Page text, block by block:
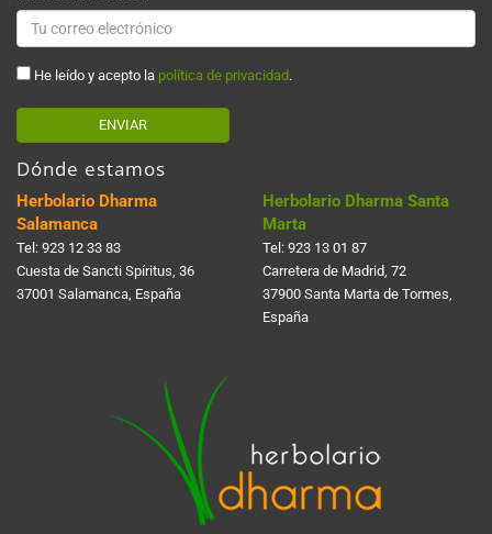
He leído y acepto la política de privacidad .
ENVIAR
Dónde estamos
Herbolario Dharma
Salamanca
Tel: 923 12 33 83
Cuesta de Sancti Spí­ritus, 36
37001 Salamanca, España
Herbolario Dharma Santa
Marta
Tel: 923 13 01 87
Carretera de Madrid, 72
37900 Santa Marta de Tormes,
España